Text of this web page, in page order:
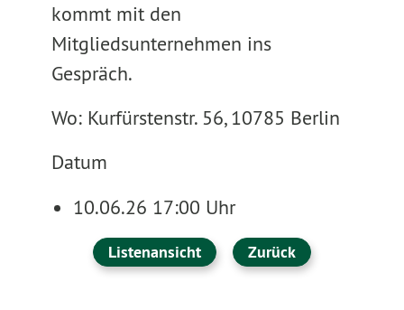
kommt mit den
Mitgliedsunternehmen ins
Gespräch.
Wo: Kurfürstenstr. 56, 10785 Berlin
Datum
10.06.26 17:00 Uhr
Listenansicht Zurück